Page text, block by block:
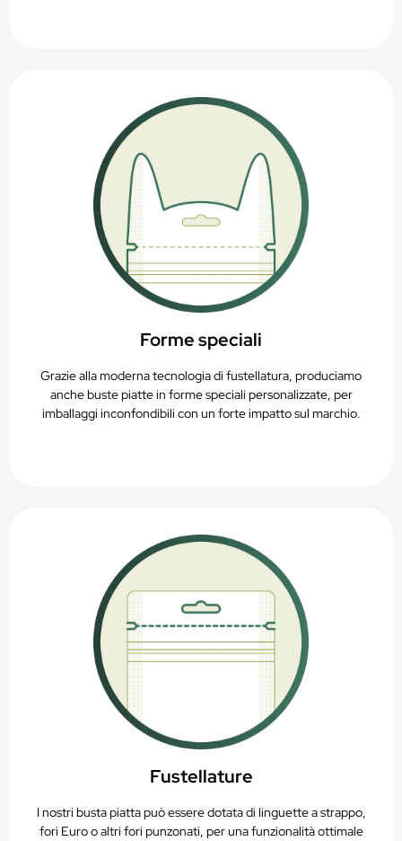
Forme speciali
Grazie alla moderna tecnologia di fustellatura, produciamo
anche buste piatte in forme speciali personalizzate, per
imballaggi inconfondibili con un forte impatto sul marchio.
Fustellature
I nostri busta piatta può essere dotata di linguette a strappo,
fori Euro o altri fori punzonati, per una funzionalità ottimale